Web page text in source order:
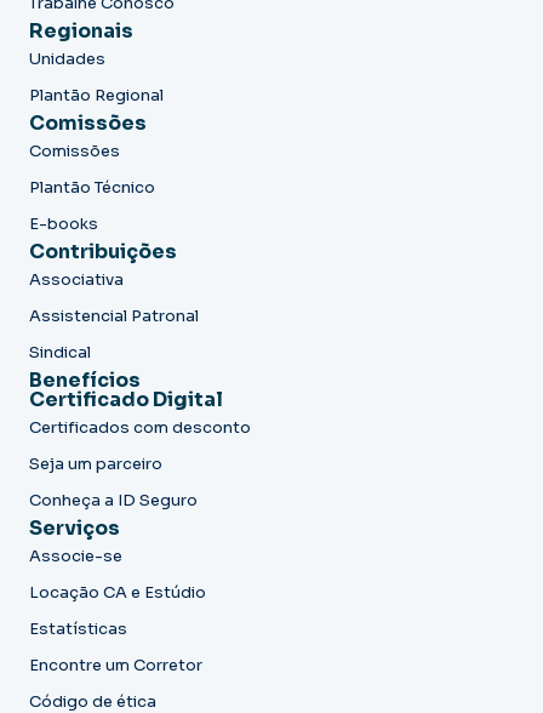
Regionais
Unidades
Plantão Regional
Comissões
Comissões
Plantão Técnico
E-books
Contribuições
Associativa
Assistencial Patronal
Sindical
Benefícios
Certificado Digital
Certificados com desconto
Seja um parceiro
Conheça a ID Seguro
Serviços
Associe-se
Locação CA e Estúdio
Estatísticas
Encontre um Corretor
Código de ética